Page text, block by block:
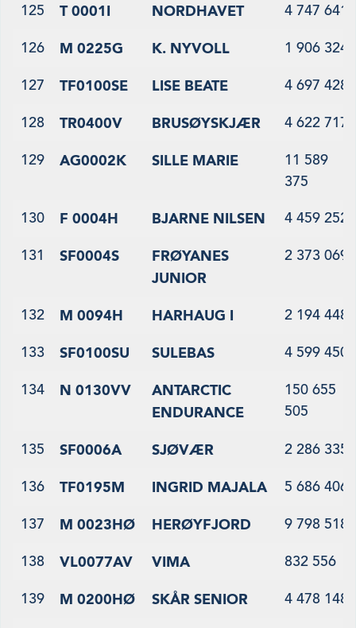
125 T 0001I NORDHAVET 4 747 641
126 M 0225G K. NYVOLL 1 906 324
127 TF0100SE LISE BEATE 4 697 428
128 TR0400V BRUSØYSKJÆR 4 622 717
129 AG0002K SILLE MARIE
11 589
375
130 F 0004H BJARNE NILSEN 4 459 252
131 SF0004S
FRØYANES
JUNIOR
2 373 069
132 M 0094H HARHAUG I 2 194 448
133 SF0100SU SULEBAS 4 599 450
134 N 0130VV
ANTARCTIC
ENDURANCE
150 655
505
135 SF0006A SJØVÆR 2 286 335
136 TF0195M INGRID MAJALA 5 686 406
137 M 0023HØ HERØYFJORD 9 798 518
138 VL0077AV VIMA 832 556
139 M 0200HØ SKÅR SENIOR 4 478 148